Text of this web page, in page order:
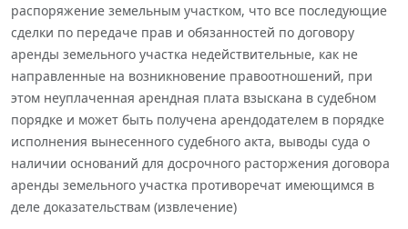
распоряжение земельным участком, что все последующие
сделки по передаче прав и обязанностей по договору
аренды земельного участка недействительные, как не
направленные на возникновение правоотношений, при
этом неуплаченная арендная плата взыскана в судебном
порядке и может быть получена арендодателем в порядке
исполнения вынесенного судебного акта, выводы суда о
наличии оснований для досрочного расторжения договора
аренды земельного участка противоречат имеющимся в
деле доказательствам (извлечение)